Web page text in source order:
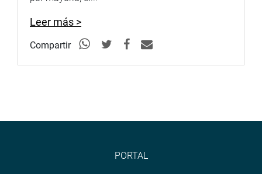
Leer más >
Compartir
PORTAL